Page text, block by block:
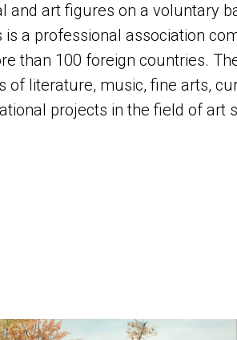
and art figures on a voluntary
a professional association
than 100 foreign countries.
of literature, music, fine arts,
projects in the field of art